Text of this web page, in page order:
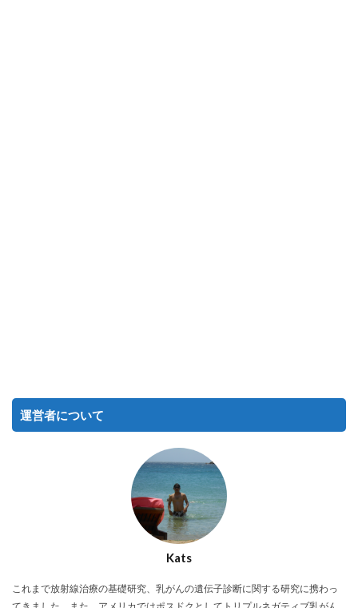
運営者について
Kats
これまで放射線治療の基礎研究、乳がんの遺伝子診断に関する研究に携わっ